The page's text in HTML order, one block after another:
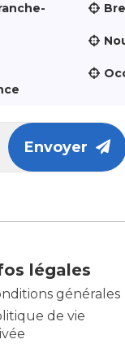
Envoyer
légales
générales
de vie